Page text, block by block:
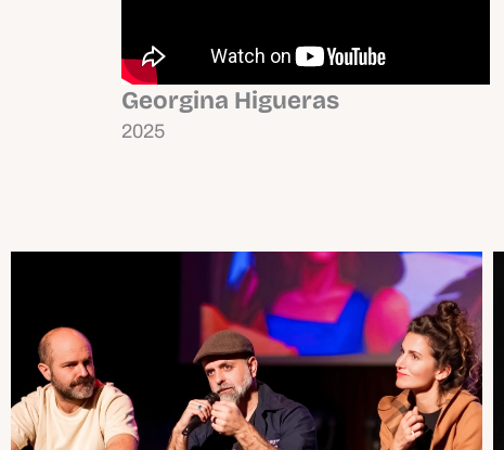
Georgina Higueras
2025